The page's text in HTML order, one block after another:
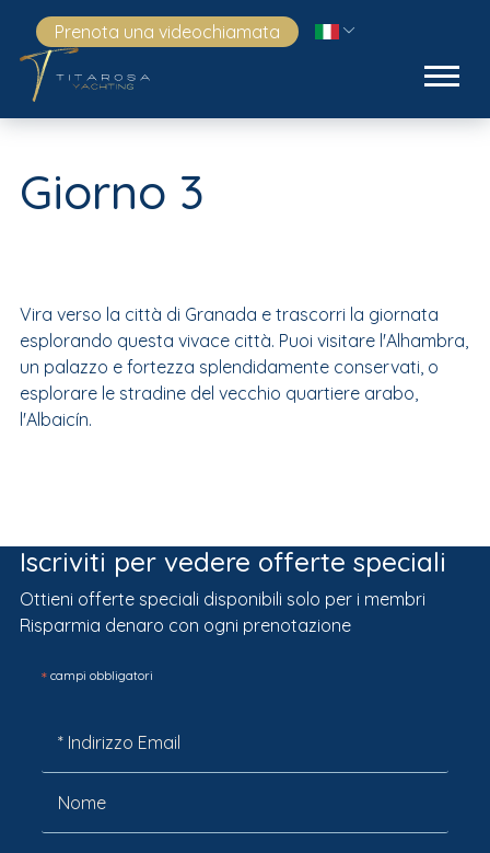
Prenota una videochiamata
Giorno 3
Vira verso la città di Granada e trascorri la giornata
esplorando questa vivace città. Puoi visitare l'Alhambra,
un palazzo e fortezza splendidamente conservati, o
esplorare le stradine del vecchio quartiere arabo,
l'Albaicín.
Iscriviti per vedere offerte speciali
Ottieni offerte speciali disponibili solo per i membri
Risparmia denaro con ogni prenotazione
*campi obbligatori